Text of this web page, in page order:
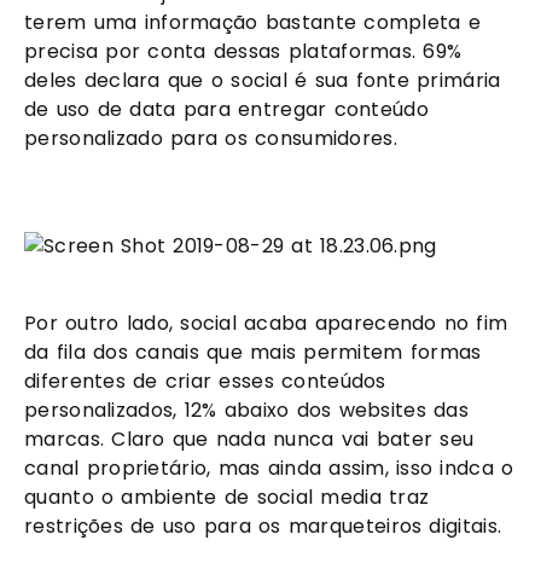
terem uma informação bastante completa e
precisa por conta dessas plataformas. 69%
deles declara que o social é sua fonte primária
de uso de data para entregar conteúdo
personalizado para os consumidores.
Por outro lado, social acaba aparecendo no fim
da fila dos canais que mais permitem formas
diferentes de criar esses conteúdos
personalizados, 12% abaixo dos websites das
marcas. Claro que nada nunca vai bater seu
canal proprietário, mas ainda assim, isso indca o
quanto o ambiente de social media traz
restrições de uso para os marqueteiros digitais.